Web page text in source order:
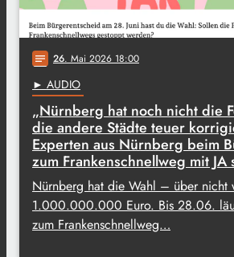
notes 26. Mai 2026 18:00
► AUDIO
„Nürnberg hat noch nicht die
die andere Städte teuer
Experten aus Nürnberg beim
zum Frankenschnellweg mit JA
Nürnberg hat die Wahl – über nicht
1.000.000.000 Euro. Bis 28.06.
zum Frankenschnellweg…